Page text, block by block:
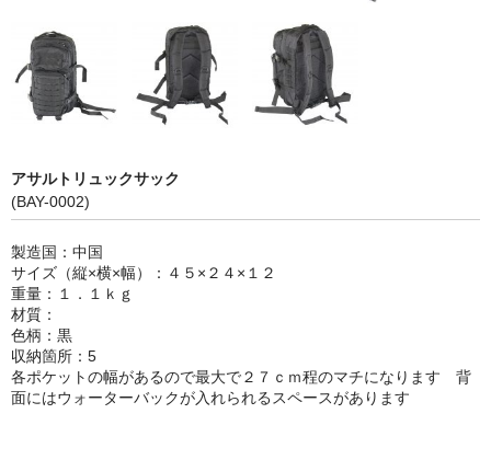
アサルトリュックサック
(BAY-0002)
製造国：中国
サイズ（縦×横×幅）：４５×２４×１２
重量：１．１ｋｇ
材質：
色柄：黒
収納箇所：5
各ポケットの幅があるので最大で２７ｃｍ程のマチになります 背
面にはウォーターバックが入れられるスペースがあります